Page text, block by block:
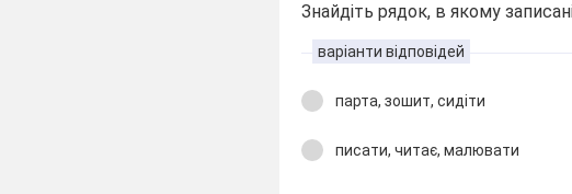
Знайдіть рядок, в якому
варіанти відповідей
парта, зошит, сидіти
писати, читає, малювати